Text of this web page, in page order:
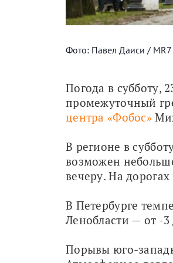
Фото: Павел Даиси / MR7
Погода в субботу,
промежуточный
центра «Фобос»
В регионе в
возможен
вечеру. На
В Петербурге
Ленобласти — от -3
Порывы юго-